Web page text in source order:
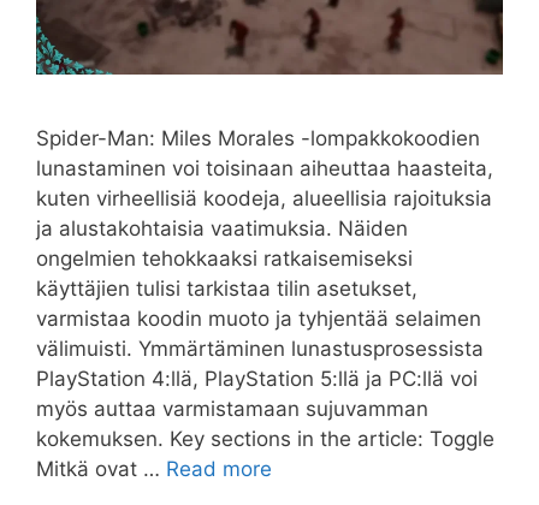
Spider-Man: Miles Morales -lompakkokoodien
lunastaminen voi toisinaan aiheuttaa haasteita,
kuten virheellisiä koodeja, alueellisia rajoituksia
ja alustakohtaisia vaatimuksia. Näiden
ongelmien tehokkaaksi ratkaisemiseksi
käyttäjien tulisi tarkistaa tilin asetukset,
varmistaa koodin muoto ja tyhjentää selaimen
välimuisti. Ymmärtäminen lunastusprosessista
PlayStation 4:llä, PlayStation 5:llä ja PC:llä voi
myös auttaa varmistamaan sujuvamman
kokemuksen. Key sections in the article: Toggle
Mitkä ovat … Read more